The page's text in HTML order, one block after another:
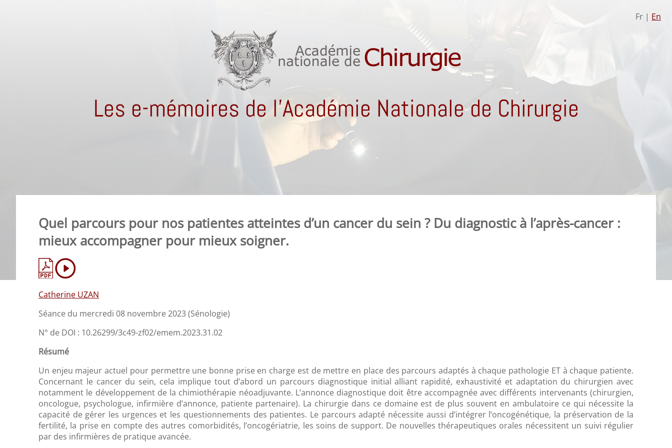
Fr | En
Les e-mémoires de l'Académie Nationale de Chirurgie
Quel parcours pour nos patientes atteintes d’un cancer du sein ? Du diagnostic à l’après-cancer :
mieux accompagner pour mieux soigner.
Catherine UZAN
Séance du mercredi 08 novembre 2023 (Sénologie)
N° de DOI : 10.26299/3c49-zf02/emem.2023.31.02
Résumé
Un enjeu majeur actuel pour permettre une bonne prise en charge est de mettre en place des parcours adaptés à chaque pathologie ET à chaque patiente.
Concernant le cancer du sein, cela implique tout d’abord un parcours diagnostique initial alliant rapidité, exhaustivité et adaptation du chirurgien avec
notamment le développement de la chimiothérapie néoadjuvante. L’annonce diagnostique doit être accompagnée avec différents intervenants (chirurgien,
oncologue, psychologue, infirmière d’annonce, patiente partenaire). La chirurgie dans ce domaine est de plus souvent en ambulatoire ce qui nécessite la
capacité de gérer les urgences et les questionnements des patientes. Le parcours adapté nécessite aussi d’intégrer l’oncogénétique, la préservation de la
fertilité, la prise en compte des autres comorbidités, l’oncogériatrie, les soins de support. De nouvelles thérapeutiques orales nécessitent un suivi régulier
par des infirmières de pratique avancée.